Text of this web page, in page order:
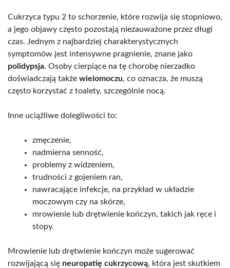
Cukrzyca typu 2 to schorzenie, które rozwija się stopniowo,
a jego objawy często pozostają niezauważone przez długi
czas. Jednym z najbardziej charakterystycznych
symptomów jest intensywne pragnienie, znane jako
polidypsja. Osoby cierpiące na tę chorobę nierzadko
doświadczają także wielomoczu, co oznacza, że muszą
często korzystać z toalety, szczególnie nocą.
Inne uciążliwe dolegliwości to:
zmęczenie,
nadmierna senność,
problemy z widzeniem,
trudności z gojeniem ran,
nawracające infekcje, na przykład w układzie
moczowym czy na skórze,
mrowienie lub drętwienie kończyn, takich jak ręce i
stopy.
Mrowienie lub drętwienie kończyn może sugerować
rozwijającą się neuropatię cukrzycową, która jest skutkiem